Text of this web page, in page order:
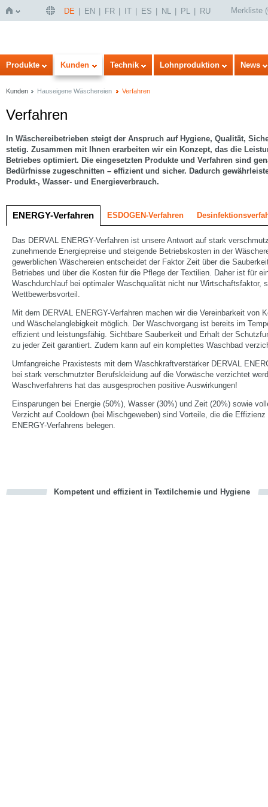
Startseite
DE EN FR IT ES NL PL RU Merkliste (
Produkte Kunden Technik Lohnproduktion News
Kunden Hauseigene Wäschereien Verfahren
Verfahren
In Wäschereibetrieben steigt der Anspruch auf Hygiene, Qualität,
stetig. Zusammen mit Ihnen erarbeiten wir ein Konzept, das die
Betriebes optimiert. Die eingesetzten Produkte und Verfahren sind
Bedürfnisse zugeschnitten – effizient und sicher. Dadurch
Produkt-, Wasser- und Energieverbrauch.
ENERGY-Verfahren ESDOGEN-Verfahren
Das DERVAL ENERGY-Verfahren ist unsere Antwort auf stark
zunehmende Energiepreise und steigende Betriebskosten in der
gewerblichen Wäschereien entscheidet der Faktor Zeit über die
Betriebes und über die Kosten für die Pflege der Textilien. Daher ist für
Waschdurchlauf bei optimaler Waschqualität nicht nur Wirtschaftsfaktor,
Wettbewerbsvorteil.
Mit dem DERVAL ENERGY-Verfahren machen wir die Vereinbarkeit von
und Wäschelanglebigkeit möglich. Der Waschvorgang ist bereits im
effizient und leistungsfähig. Sichtbare Sauberkeit und Erhalt der
zu jeder Zeit garantiert. Zudem kann auf ein komplettes Waschbad
Umfangreiche Praxistests mit dem Waschkraftverstärker DERVAL
bei stark verschmutzter Berufskleidung auf die Vorwäsche verzichtet
Waschverfahrens hat das ausgesprochen positive Auswirkungen!
Einsparungen bei Energie (50%), Wasser (30%) und Zeit (20%) sowie
Verzicht auf Cooldown (bei Mischgeweben) sind Vorteile, die die
ENERGY-Verfahrens belegen.
Kompetent und effizient in Textilchemie und Hygiene